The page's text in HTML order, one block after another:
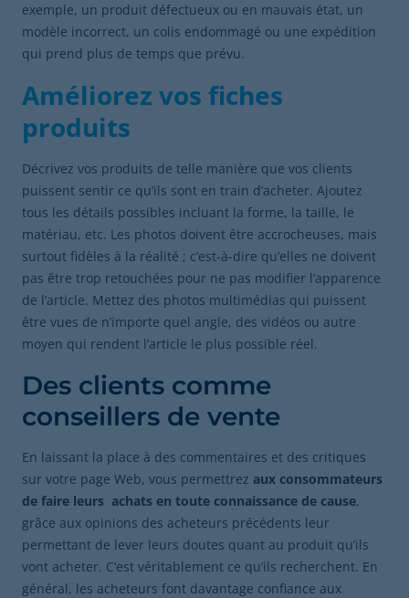
exemple, un produit défectueux ou en mauvais état, un
modèle incorrect, un colis endommagé ou une expédition
qui prend plus de temps que prévu.
Améliorez vos fiches
produits
Décrivez vos produits de telle manière que vos clients
puissent sentir ce qu’ils sont en train d’acheter. Ajoutez
tous les détails possibles incluant la forme, la taille, le
matériau, etc. Les photos doivent être accrocheuses, mais
surtout fidèles à la réalité ; c’est-à-dire qu’elles ne doivent
pas être trop retouchées pour ne pas modifier l’apparence
de l’article. Mettez des photos multimédias qui puissent
être vues de n’importe quel angle, des vidéos ou autre
moyen qui rendent l’article le plus possible réel.
Des clients comme
conseillers de vente
En laissant la place à des commentaires et des critiques
sur votre page Web, vous permettrez aux consommateurs
de faire leurs achats en toute connaissance de cause,
grâce aux opinions des acheteurs précédents leur
permettant de lever leurs doutes quant au produit qu’ils
vont acheter. C’est véritablement ce qu’ils recherchent. En
général, les acheteurs font davantage confiance aux